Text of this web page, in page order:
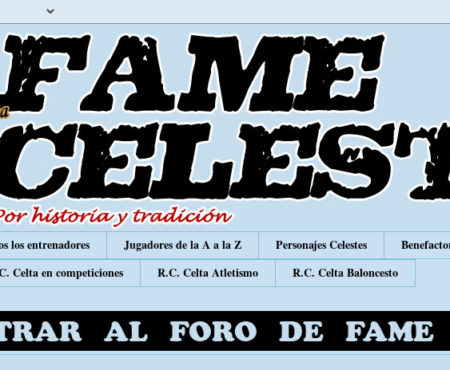
los entrenadores Jugadores de la A a la Z Personajes Celestes
Celta en competiciones R.C. Celta Atletismo R.C. Celta Baloncesto